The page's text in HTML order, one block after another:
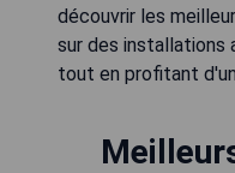
découvrir les
sur des installations
tout en profitant